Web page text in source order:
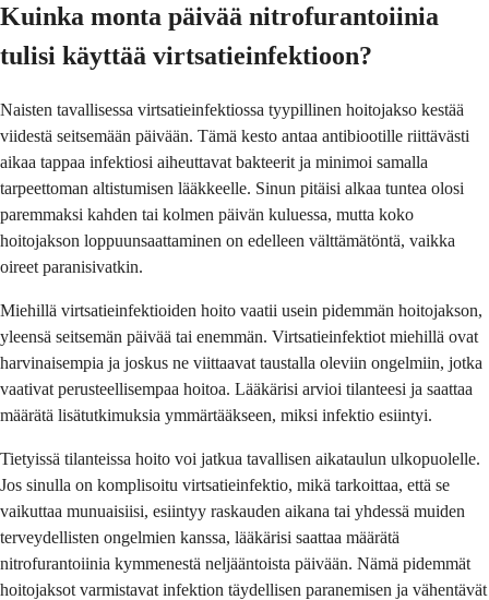
Kuinka monta päivää nitrofurantoiinia
tulisi käyttää virtsatieinfektioon?
Naisten tavallisessa virtsatieinfektiossa tyypillinen hoitojakso kestää
viidestä seitsemään päivään. Tämä kesto antaa antibiootille riittävästi
aikaa tappaa infektiosi aiheuttavat bakteerit ja minimoi samalla
tarpeettoman altistumisen lääkkeelle. Sinun pitäisi alkaa tuntea olosi
paremmaksi kahden tai kolmen päivän kuluessa, mutta koko
hoitojakson loppuunsaattaminen on edelleen välttämätöntä, vaikka
oireet paranisivatkin.
Miehillä virtsatieinfektioiden hoito vaatii usein pidemmän hoitojakson,
yleensä seitsemän päivää tai enemmän. Virtsatieinfektiot miehillä ovat
harvinaisempia ja joskus ne viittaavat taustalla oleviin ongelmiin, jotka
vaativat perusteellisempaa hoitoa. Lääkärisi arvioi tilanteesi ja saattaa
määrätä lisätutkimuksia ymmärtääkseen, miksi infektio esiintyi.
Tietyissä tilanteissa hoito voi jatkua tavallisen aikataulun ulkopuolelle.
Jos sinulla on komplisoitu virtsatieinfektio, mikä tarkoittaa, että se
vaikuttaa munuaisiisi, esiintyy raskauden aikana tai yhdessä muiden
terveydellisten ongelmien kanssa, lääkärisi saattaa määrätä
nitrofurantoiinia kymmenestä neljääntoista päivään. Nämä pidemmät
hoitojaksot varmistavat infektion täydellisen paranemisen ja vähentävät